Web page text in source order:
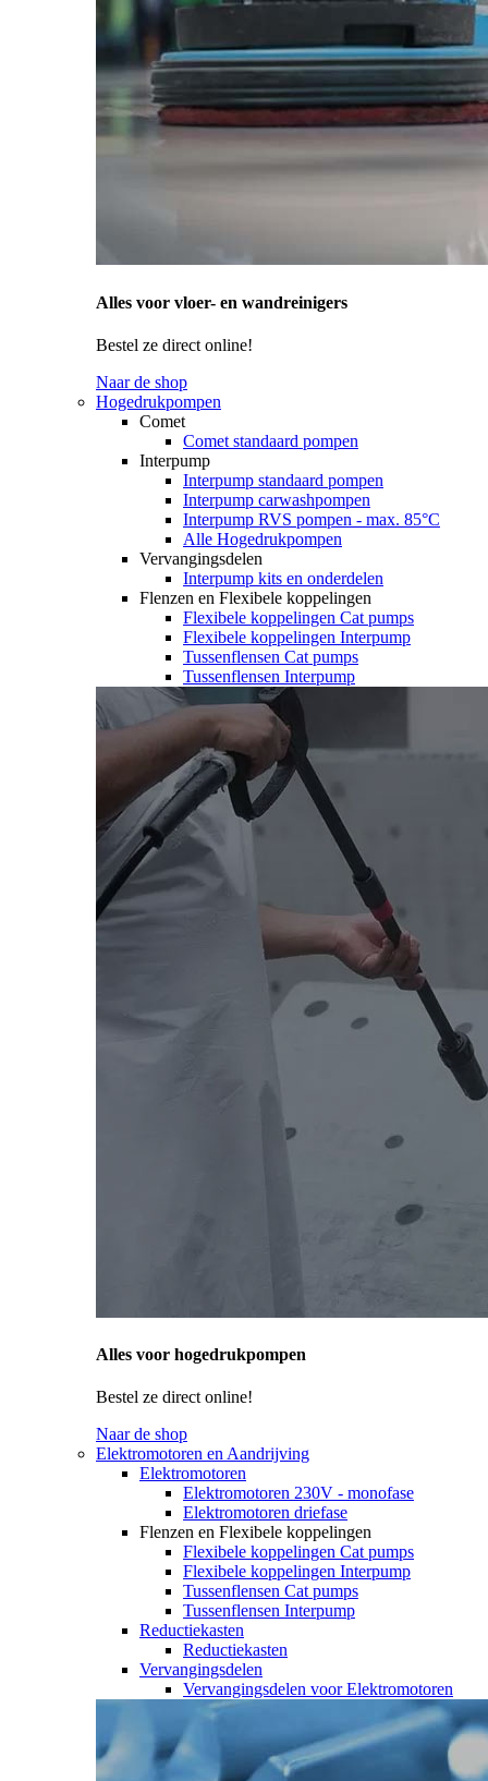
Alles voor vloer- en wandreinigers
Bestel ze direct online!
Naar de shop
Hogedrukpompen
Comet
Comet standaard pompen
Interpump
Interpump standaard pompen
Interpump carwashpompen
Interpump RVS pompen - max. 85°C
Alle Hogedrukpompen
Vervangingsdelen
Interpump kits en onderdelen
Flenzen en Flexibele koppelingen
Flexibele koppelingen Cat pumps
Flexibele koppelingen Interpump
Tussenflensen Cat pumps
Tussenflensen Interpump
Alles voor hogedrukpompen
Bestel ze direct online!
Naar de shop
Elektromotoren en Aandrijving
Elektromotoren
Elektromotoren 230V - monofase
Elektromotoren driefase
Flenzen en Flexibele koppelingen
Flexibele koppelingen Cat pumps
Flexibele koppelingen Interpump
Tussenflensen Cat pumps
Tussenflensen Interpump
Reductiekasten
Reductiekasten
Vervangingsdelen
Vervangingsdelen voor Elektromotoren